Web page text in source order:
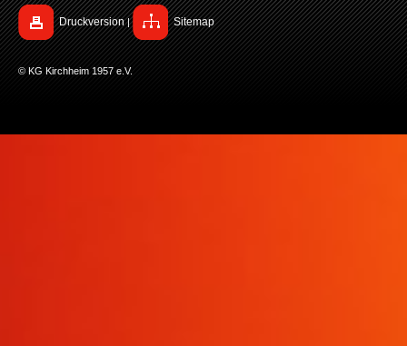
Druckversion | Sitemap
© KG Kirchheim 1957 e.V.